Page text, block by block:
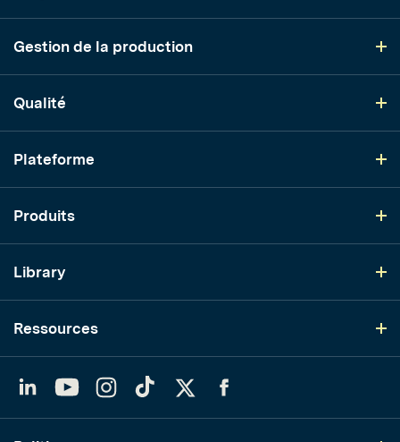
Gestion de la production
Qualité
Plateforme
Produits
Library
Ressources
YouTubeInstagram
TikTok